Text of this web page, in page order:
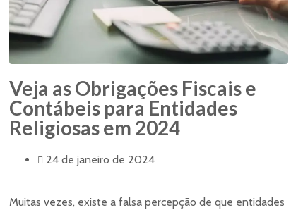
Veja as Obrigações Fiscais e
Contábeis para Entidades
Religiosas em 2024
24 de janeiro de 2024
Muitas vezes, existe a falsa percepção de que entidades